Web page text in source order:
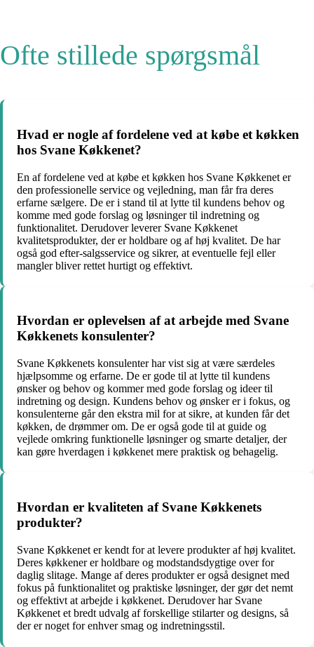
Ofte stillede spørgsmål
Hvad er nogle af fordelene ved at købe et køkken
hos Svane Køkkenet?
En af fordelene ved at købe et køkken hos Svane Køkkenet er
den professionelle service og vejledning, man får fra deres
erfarne sælgere. De er i stand til at lytte til kundens behov og
komme med gode forslag og løsninger til indretning og
funktionalitet. Derudover leverer Svane Køkkenet
kvalitetsprodukter, der er holdbare og af høj kvalitet. De har
også god efter-salgsservice og sikrer, at eventuelle fejl eller
mangler bliver rettet hurtigt og effektivt.
Hvordan er oplevelsen af at arbejde med Svane
Køkkenets konsulenter?
Svane Køkkenets konsulenter har vist sig at være særdeles
hjælpsomme og erfarne. De er gode til at lytte til kundens
ønsker og behov og kommer med gode forslag og ideer til
indretning og design. Kundens behov og ønsker er i fokus, og
konsulenterne går den ekstra mil for at sikre, at kunden får det
køkken, de drømmer om. De er også gode til at guide og
vejlede omkring funktionelle løsninger og smarte detaljer, der
kan gøre hverdagen i køkkenet mere praktisk og behagelig.
Hvordan er kvaliteten af Svane Køkkenets
produkter?
Svane Køkkenet er kendt for at levere produkter af høj kvalitet.
Deres køkkener er holdbare og modstandsdygtige over for
daglig slitage. Mange af deres produkter er også designet med
fokus på funktionalitet og praktiske løsninger, der gør det nemt
og effektivt at arbejde i køkkenet. Derudover har Svane
Køkkenet et bredt udvalg af forskellige stilarter og designs, så
der er noget for enhver smag og indretningsstil.